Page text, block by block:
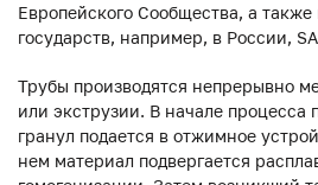
Европейского Сообщества, а также
государств, например, в России,
Трубы производятся непрерывно
или экструзии. В начале процесса
гранул подается в отжимное
нем материал подвергается